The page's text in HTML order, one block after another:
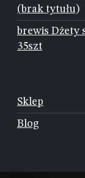
(brak tytułu)
brewis Dżety
35szt
Sklep
Blog